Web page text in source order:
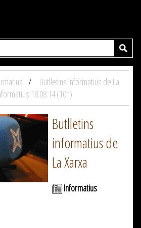
Butlletins informatius de La
18.08.14 (10h)
Butlletins
informatius de
La Xarxa
Informatius